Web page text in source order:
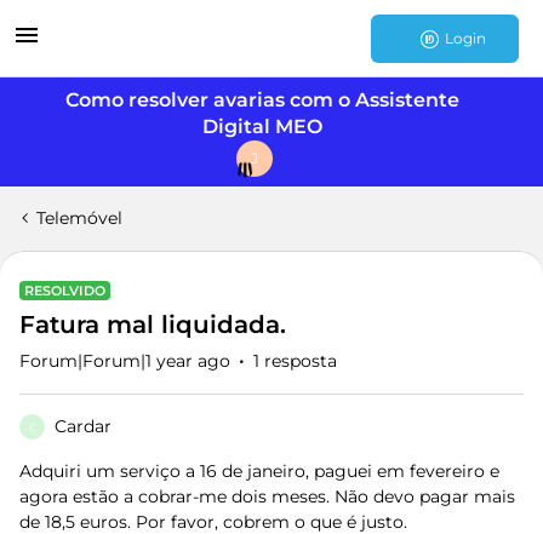
Login
Como resolver avarias com o Assistente
Digital MEO
J
Telemóvel
RESOLVIDO
Fatura mal liquidada.
Forum|Forum|1 year ago 1 resposta
C Cardar
Adquiri um serviço a 16 de janeiro, paguei em fevereiro e
agora estão a cobrar-me dois meses. Não devo pagar mais
de 18,5 euros. Por favor, cobrem o que é justo.